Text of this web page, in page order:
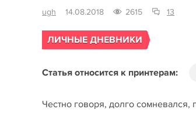
ugh 14.08.2018 2615 13
ЛИЧНЫЕ ДНЕВНИКИ
Статья относится к принтерам:
Честно говоря, долго сомневался,